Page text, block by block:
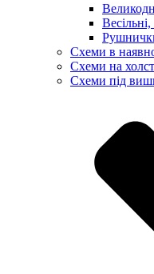
Схеми в
Схеми на
Схеми під